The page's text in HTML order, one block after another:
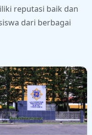
reputasi baik dan
dari berbagai